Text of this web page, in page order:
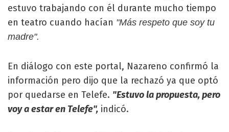
estuvo trabajando con él durante mucho tiempo
en teatro cuando hacían "Más respeto que soy tu
madre".
En diálogo con este portal, Nazareno confirmó la
información pero dijo que la rechazó ya que optó
por quedarse en Telefe. "Estuvo la propuesta, pero
voy a estar en Telefe", indicó.